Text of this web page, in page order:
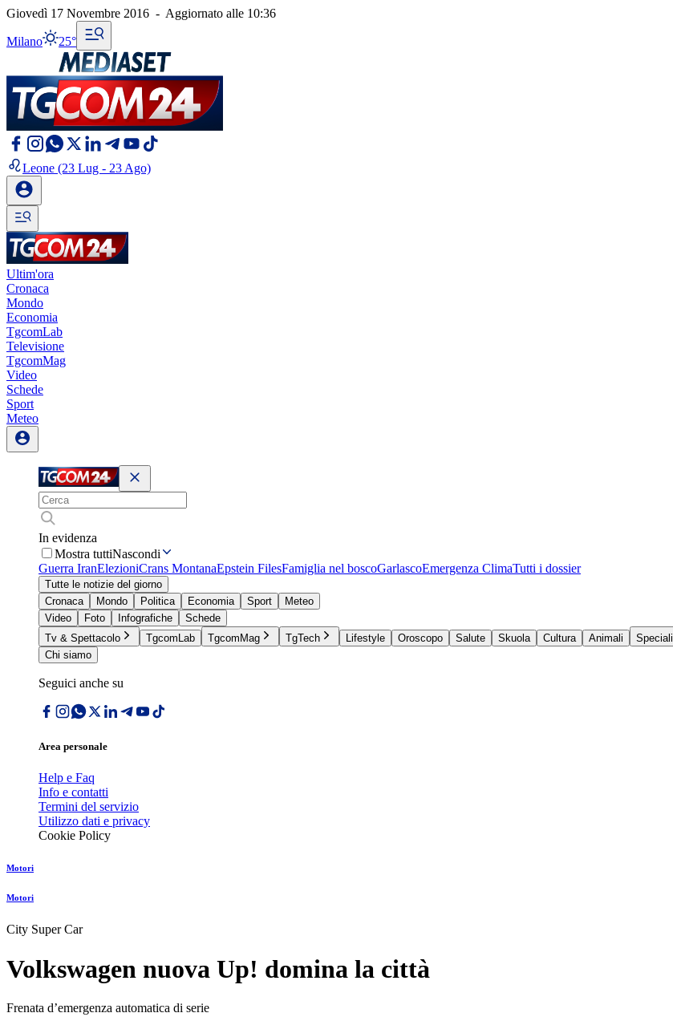
Giovedì 17 Novembre 2016 - Aggiornato alle 10:36
Milano 25°
Leone (23 Lug - 23 Ago)
Ultim'ora
Cronaca
Mondo
Economia
TgcomLab
Televisione
TgcomMag
Video
Schede
Sport
Meteo
In evidenza
Mostra tuttiNascondi
Guerra IranElezioniCrans MontanaEpstein FilesFamiglia nel boscoGarlascoEmergenza ClimaTutti i dossier
Tutte le notizie del giorno
Cronaca
Mondo Politica Economia Sport
Meteo
Video
Foto Infografiche
Schede
Tv & Spettacolo
TgcomLab TgcomMag TgTech Lifestyle Oroscopo Salute Skuola Cultura Animali
Speciali
Chi siamo
Seguici anche su
Area personale
Help e Faq
Info e contatti
Termini del servizio
Utilizzo dati e privacy
Cookie Policy
Motori
Motori
City Super Car
Volkswagen nuova Up! domina la città
Frenata dʼemergenza automatica di serie